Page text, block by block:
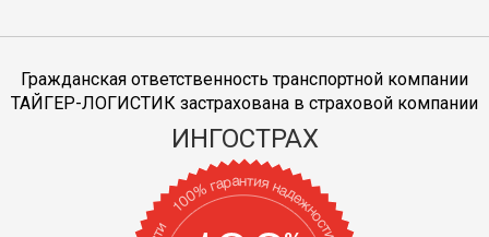
Гражданская ответственность транспортной компании
ТАЙГЕР-ЛОГИСТИК застрахована в страховой компании
ИНГОСТРАХ